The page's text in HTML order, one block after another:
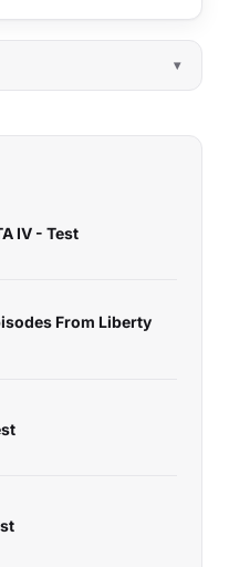
IV - Test
From Liberty